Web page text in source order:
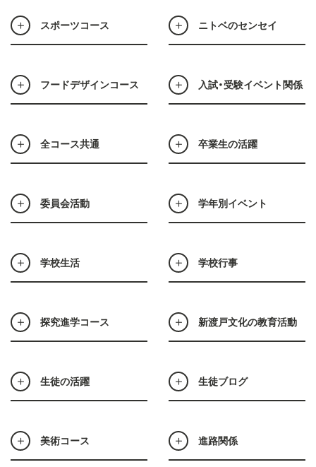
スポーツコース ニトベのセンセイ
フードデザインコース 入試・受験イベント関係
全コース共通 卒業生の活躍
委員会活動 学年別イベント
学校生活 学校行事
探究進学コース 新渡戸文化の教育活動
生徒の活躍 生徒ブログ
美術コース 進路関係